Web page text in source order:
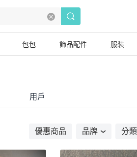
包包 飾品配件 服裝
用戶
優惠商品 品牌 分類